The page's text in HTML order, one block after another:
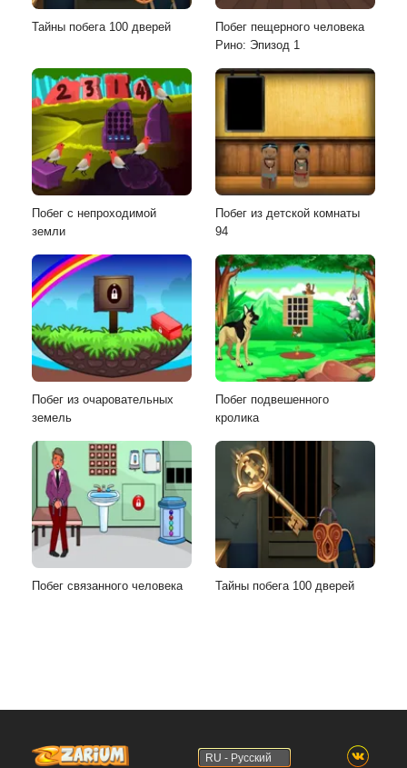
Тайны побега 100 дверей
Побег пещерного человека
Рино: Эпизод 1
Побег с непроходимой
земли
Побег из детской комнаты
94
Побег из очаровательных
земель
Побег подвешенного
кролика
Побег связанного человека Тайны побега 100 дверей
RU - Русский